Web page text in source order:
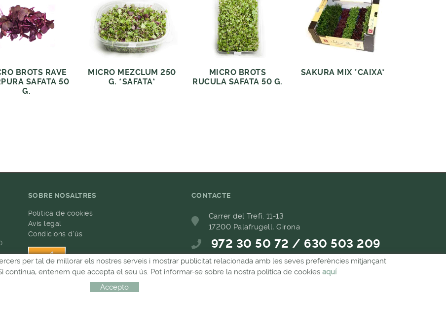
BROTS RAVE
SAFATA 50
G.
MICRO MEZCLUM 250
G. *SAFATA*
MICRO BROTS
RUCULA SAFATA 50 G.
SAKURA MIX *CAIXA*
SOBRE NOSALTRES
Política de cookies
Avís legal
Condicions d'ús
CONTACTE
Carrer del Trefí. 11-13
17200 Palafrugell, Girona
972 30 50 72 / 630 503 209
689 657 489
per tal de millorar els nostres serveis i mostrar publicitat relacionada amb les seves preferències mitjançant
continua, entenem que accepta el seu ús. Pot informar-se sobre la nostra política de cookies aquí
Accepto